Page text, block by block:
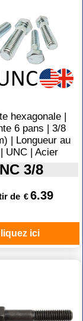
hexagonale |
6 pans | 3/8
| Longueur au
UNC | Acier
3/8
de € 6.39
ici